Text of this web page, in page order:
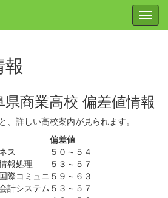
商業高校 偏差値情報
、詳しい高校案内が見られます。
偏差値
ス
５０～５４
５３～５７
ュニ ５９～６３
テム ５３～５７